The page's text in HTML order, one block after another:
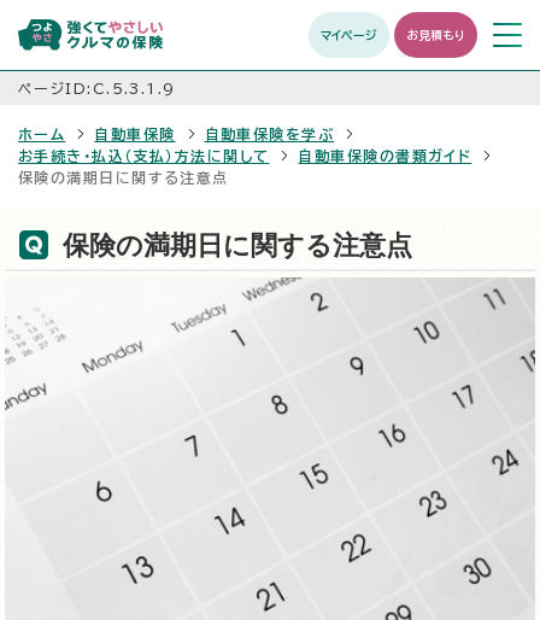
マイページ お見積もり メニュ
開く
ページID:C.5.3.1.9
ホーム 自動車保険
自動車保険を学ぶ
お手続き・払込（支払）方法に関して
自動車保険の書類ガイド
保険の満期日に関する注意点
保険の満期日に関する注意点